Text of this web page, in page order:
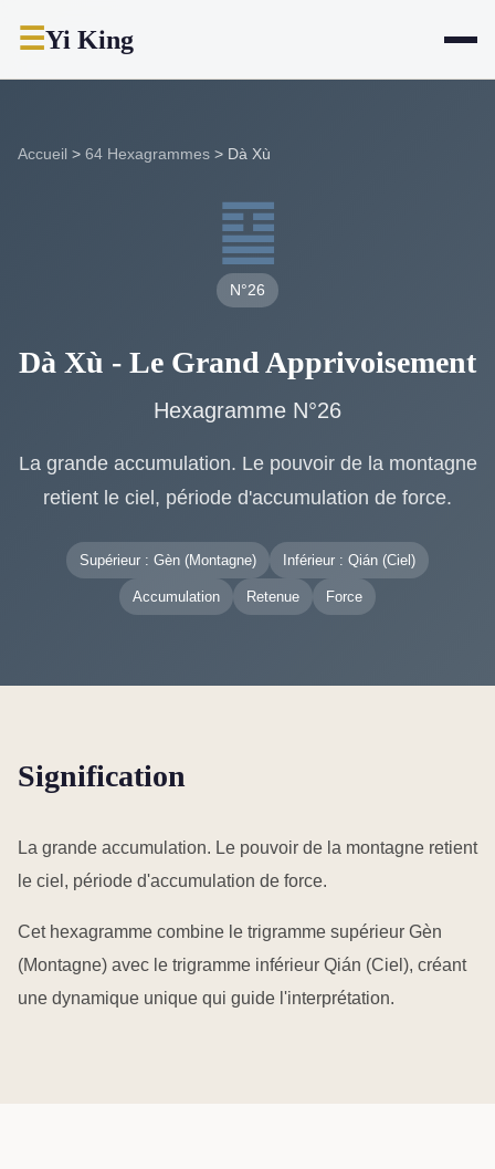
☰Yi King
Accueil > 64 Hexagrammes > Dà Xù
䷙
N°26
Dà Xù - Le Grand Apprivoisement
Hexagramme N°26
La grande accumulation. Le pouvoir de la montagne
retient le ciel, période d'accumulation de force.
Supérieur : Gèn (Montagne) Inférieur : Qián (Ciel)
Accumulation Retenue Force
Signification
La grande accumulation. Le pouvoir de la montagne retient
le ciel, période d'accumulation de force.
Cet hexagramme combine le trigramme supérieur Gèn
(Montagne) avec le trigramme inférieur Qián (Ciel), créant
une dynamique unique qui guide l'interprétation.